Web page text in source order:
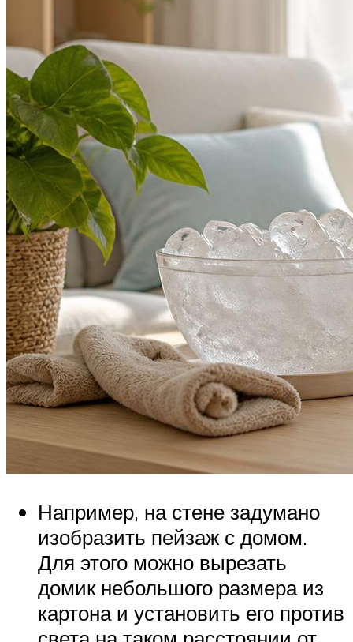
Например, на стене задумано
изобразить пейзаж с домом.
Для этого можно вырезать
домик небольшого размера из
картона и установить его против